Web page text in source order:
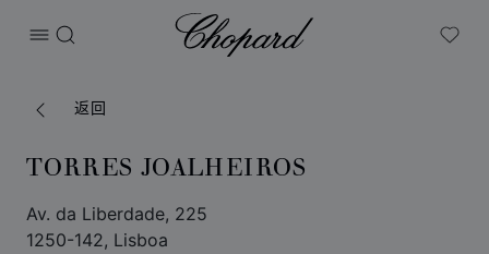
打开菜单
搜索
Chopard
My
返回
TORRES JOALHEIROS
Av. da Liberdade, 225
1250-142, Lisboa